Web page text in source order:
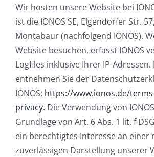
Wir hosten unsere Website bei
ist die IONOS SE, Elgendorfer Str.
Montabaur (nachfolgend IONOS).
Website besuchen, erfasst IONOS
Logfiles inklusive Ihrer IP-Adressen.
entnehmen Sie der
IONOS: https://www.ionos.de/
privacy. Die Verwendung von
Grundlage von Art. 6 Abs. 1 lit. f
ein berechtigtes Interesse an einer
zuverlässigen Darstellung unserer